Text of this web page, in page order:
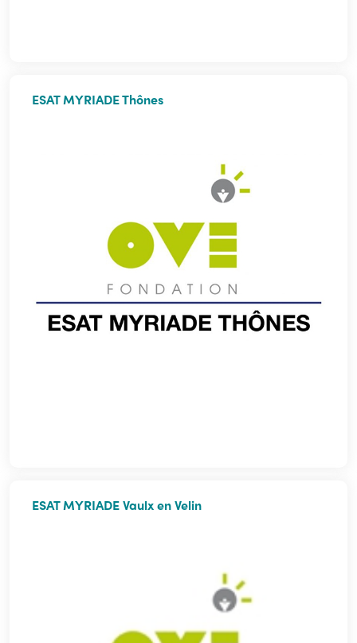
ESAT MYRIADE Thônes
ESAT MYRIADE Vaulx en Velin